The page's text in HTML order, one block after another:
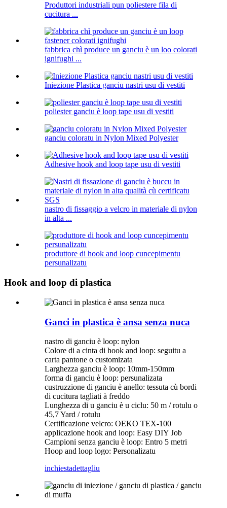
Produttori industriali pun poliestere fila di
cucitura ...
fabbrica chì produce un ganciu è un loo colorati
ignifughi ...
Iniezione Plastica ganciu nastri usu di vestiti
poliester ganciu è loop tape usu di vestiti
ganciu coloratu in Nylon Mixed Polyester
Adhesive hook and loop tape usu di vestiti
nastro di fissaggio a velcro in materiale di nylon
in alta ...
produttore di hook and loop cuncepimentu
persunalizatu
Hook and loop di plastica
Ganci in plastica è ansa senza nuca
nastro di ganciu è loop: nylon
Colore di a cinta di hook and loop: seguitu a
carta pantone o customizata
Larghezza ganciu è loop: 10mm-150mm
forma di ganciu è loop: persunalizata
custruzzione di ganciu è anello: tessuta cù bordi
di cucitura tagliati à freddo
Lunghezza di u ganciu è u ciclu: 50 m / rotulu o
45,7 Yard / rotulu
Certificazione velcro: OEKO TEX-100
applicazione hook and loop: Easy DIY Job
Campioni senza ganciu è loop: Entro 5 metri
Hoop and loop logo: Personalizatu
inchiestadettagliu